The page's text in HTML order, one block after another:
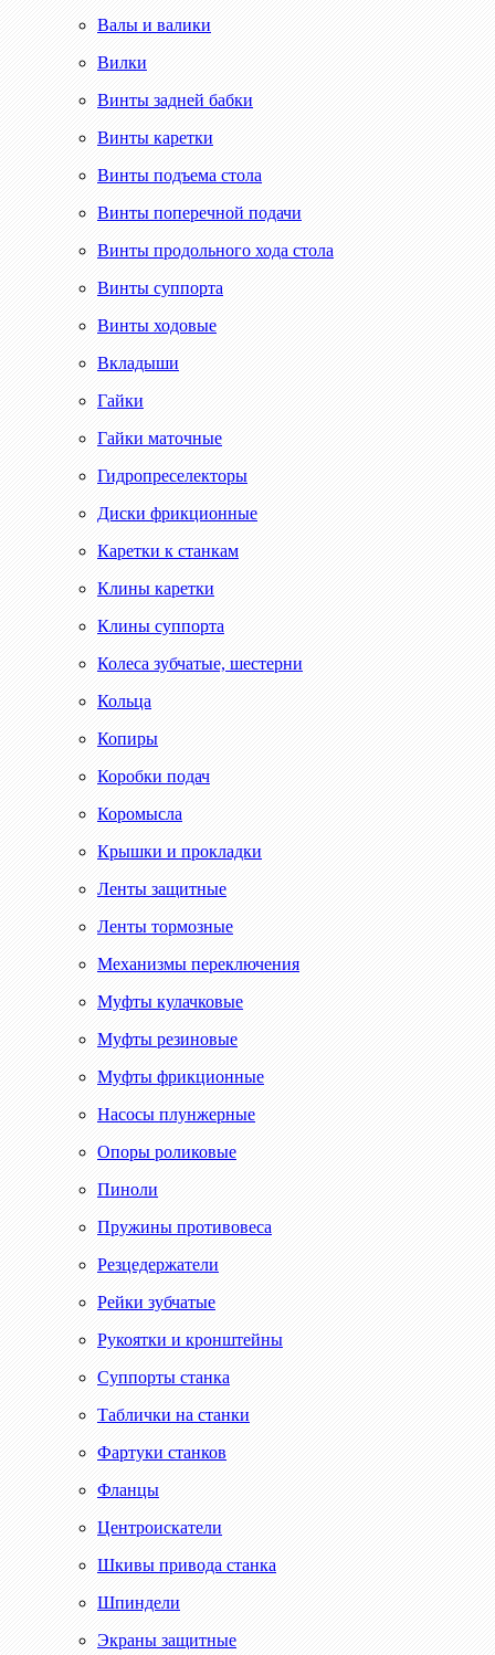
Валы и валики
Вилки
Винты задней бабки
Винты каретки
Винты подъема стола
Винты поперечной подачи
Винты продольного хода стола
Винты суппорта
Винты ходовые
Вкладыши
Гайки
Гайки маточные
Гидропреселекторы
Диски фрикционные
Каретки к станкам
Клины каретки
Клины суппорта
Колеса зубчатые, шестерни
Кольца
Копиры
Коробки подач
Коромысла
Крышки и прокладки
Ленты защитные
Ленты тормозные
Механизмы переключения
Муфты кулачковые
Муфты резиновые
Муфты фрикционные
Насосы плунжерные
Опоры роликовые
Пиноли
Пружины противовеса
Резцедержатели
Рейки зубчатые
Рукоятки и кронштейны
Суппорты станка
Таблички на станки
Фартуки станков
Фланцы
Центроискатели
Шкивы привода станка
Шпиндели
Экраны защитные